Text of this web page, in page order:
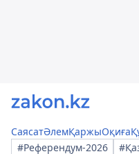
СаясатӘлемҚаржыОқиға
#Референдум-2026